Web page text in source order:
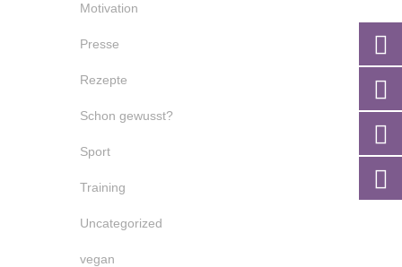
Motivation
Presse
Rezepte
Schon gewusst?
Sport
Training
Uncategorized
vegan